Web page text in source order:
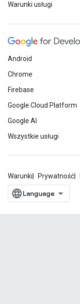
Warunki usługi
Android
Chrome
Firebase
Google Cloud Platform
Google AI
Wszystkie usługi
Warunki Prywatność